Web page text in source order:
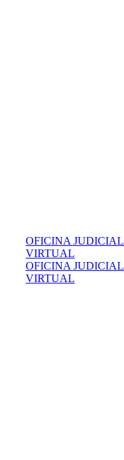
OFICINA JUDICIAL
VIRTUAL
OFICINA JUDICIAL
VIRTUAL